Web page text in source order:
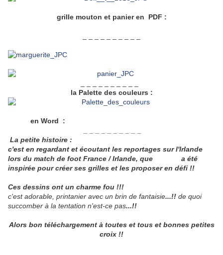
grille mouton et panier en PDF :
la Palette des couleurs :
en Word :
La petite histoire :
c'est en regardant et écoutant les reportages sur l'Irlande
lors du match de foot France / Irlande, que
a été
inspirée pour créer ses grilles et les proposer en défi !!
Ces dessins ont un charme fou !!!
c'est adorable, printanier avec un brin de fantaisie...!! de quoi
succomber à la tentation n'est-ce pas...!!
Alors bon téléchargement à toutes et tous et bonnes petites
croix !!